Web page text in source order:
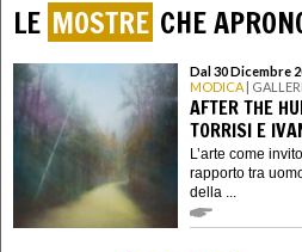
LE MOSTRE CHE
Dal 30 Dicembre
MODICA |
AFTER THE
TORRISI E
L’arte come
rapporto tra
della ...